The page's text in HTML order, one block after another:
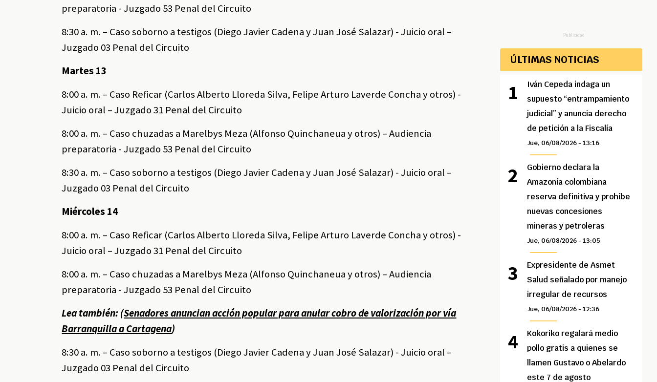
preparatoria - Juzgado 53 Penal del Circuito
8:30 a. m. – Caso soborno a testigos (Diego Javier Cadena y Juan José Salazar) - Juicio oral –
Juzgado 03 Penal del Circuito
Martes 13
8:00 a. m. – Caso Reficar (Carlos Alberto Lloreda Silva, Felipe Arturo Laverde Concha y otros) -
Juicio oral – Juzgado 31 Penal del Circuito
8:00 a. m. – Caso chuzadas a Marelbys Meza (Alfonso Quinchaneua y otros) – Audiencia
preparatoria - Juzgado 53 Penal del Circuito
8:30 a. m. – Caso soborno a testigos (Diego Javier Cadena y Juan José Salazar) - Juicio oral –
Juzgado 03 Penal del Circuito
Miércoles 14
8:00 a. m. – Caso Reficar (Carlos Alberto Lloreda Silva, Felipe Arturo Laverde Concha y otros) -
Juicio oral – Juzgado 31 Penal del Circuito
8:00 a. m. – Caso chuzadas a Marelbys Meza (Alfonso Quinchaneua y otros) – Audiencia
preparatoria - Juzgado 53 Penal del Circuito
Lea también: (Senadores anuncian acción popular para anular cobro de valorización por vía
Barranquilla a Cartagena)
8:30 a. m. – Caso soborno a testigos (Diego Javier Cadena y Juan José Salazar) - Juicio oral –
Juzgado 03 Penal del Circuito
Publicidad
ÚLTIMAS NOTICIAS
Iván Cepeda indaga un
supuesto “entrampamiento
judicial” y anuncia derecho
de petición a la Fiscalía
Jue, 06/08/2026 - 13:16
Gobierno declara la
Amazonía colombiana
reserva definitiva y prohíbe
nuevas concesiones
mineras y petroleras
Jue, 06/08/2026 - 13:05
Expresidente de Asmet
Salud señalado por manejo
irregular de recursos
Jue, 06/08/2026 - 12:36
Kokoriko regalará medio
pollo gratis a quienes se
llamen Gustavo o Abelardo
este 7 de agosto